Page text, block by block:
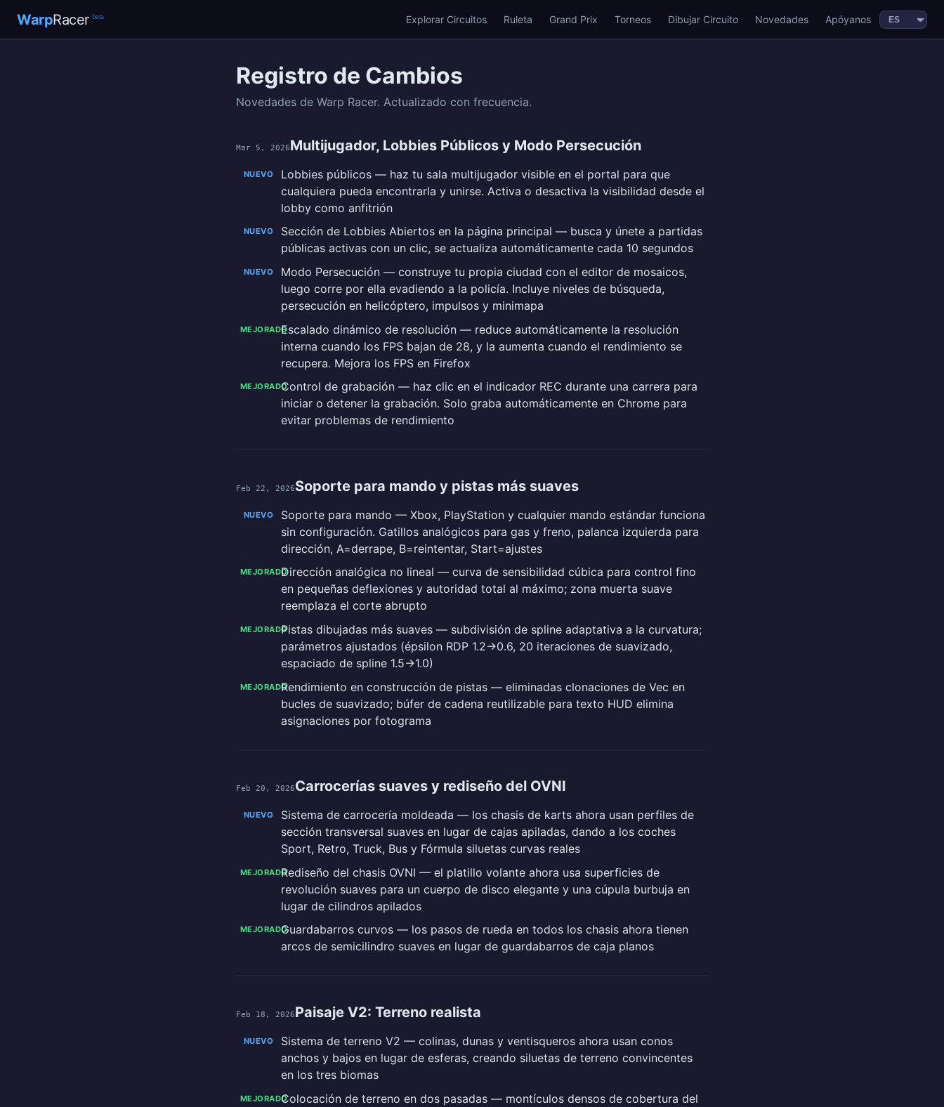
WarpRacer beta Explorar Circuitos Ruleta Grand Prix Torneos Dibujar Circuito Novedades Apóyanos
Registro de Cambios
Novedades de Warp Racer. Actualizado con frecuencia.
Mar 5, 2026Multijugador, Lobbies Públicos y Modo Persecución
NUEVO
Lobbies públicos — haz tu sala multijugador visible en el portal para que
cualquiera pueda encontrarla y unirse. Activa o desactiva la visibilidad desde el
lobby como anfitrión
NUEVO
Sección de Lobbies Abiertos en la página principal — busca y únete a partidas
públicas activas con un clic, se actualiza automáticamente cada 10 segundos
NUEVO
Modo Persecución — construye tu propia ciudad con el editor de mosaicos,
luego corre por ella evadiendo a la policía. Incluye niveles de búsqueda,
persecución en helicóptero, impulsos y minimapa
MEJORADOEscalado dinámico de resolución — reduce automáticamente la resolución
interna cuando los FPS bajan de 28, y la aumenta cuando el rendimiento se
recupera. Mejora los FPS en Firefox
MEJORADOControl de grabación — haz clic en el indicador REC durante una carrera para
iniciar o detener la grabación. Solo graba automáticamente en Chrome para
evitar problemas de rendimiento
Feb 22, 2026Soporte para mando y pistas más suaves
NUEVO
Soporte para mando — Xbox, PlayStation y cualquier mando estándar funciona
sin configuración. Gatillos analógicos para gas y freno, palanca izquierda para
dirección, A=derrape, B=reintentar, Start=ajustes
MEJORADODirección analógica no lineal — curva de sensibilidad cúbica para control fino
en pequeñas deflexiones y autoridad total al máximo; zona muerta suave
reemplaza el corte abrupto
MEJORADOPistas dibujadas más suaves — subdivisión de spline adaptativa a la curvatura;
parámetros ajustados (épsilon RDP 1.2→0.6, 20 iteraciones de suavizado,
espaciado de spline 1.5→1.0)
MEJORADORendimiento en construcción de pistas — eliminadas clonaciones de Vec en
bucles de suavizado; búfer de cadena reutilizable para texto HUD elimina
asignaciones por fotograma
Feb 20, 2026Carrocerías suaves y rediseño del OVNI
NUEVO
Sistema de carrocería moldeada — los chasis de karts ahora usan perfiles de
sección transversal suaves en lugar de cajas apiladas, dando a los coches
Sport, Retro, Truck, Bus y Fórmula siluetas curvas reales
MEJORADORediseño del chasis OVNI — el platillo volante ahora usa superficies de
revolución suaves para un cuerpo de disco elegante y una cúpula burbuja en
lugar de cilindros apilados
MEJORADOGuardabarros curvos — los pasos de rueda en todos los chasis ahora tienen
arcos de semicilindro suaves en lugar de guardabarros de caja planos
Feb 18, 2026Paisaje V2: Terreno realista
NUEVO
Sistema de terreno V2 — colinas, dunas y ventisqueros ahora usan conos
anchos y bajos en lugar de esferas, creando siluetas de terreno convincentes
en los tres biomas
MEJORADOColocación de terreno en dos pasadas — montículos densos de cobertura del